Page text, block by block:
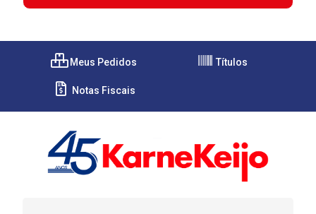
Meus Pedidos Títulos
Notas Fiscais